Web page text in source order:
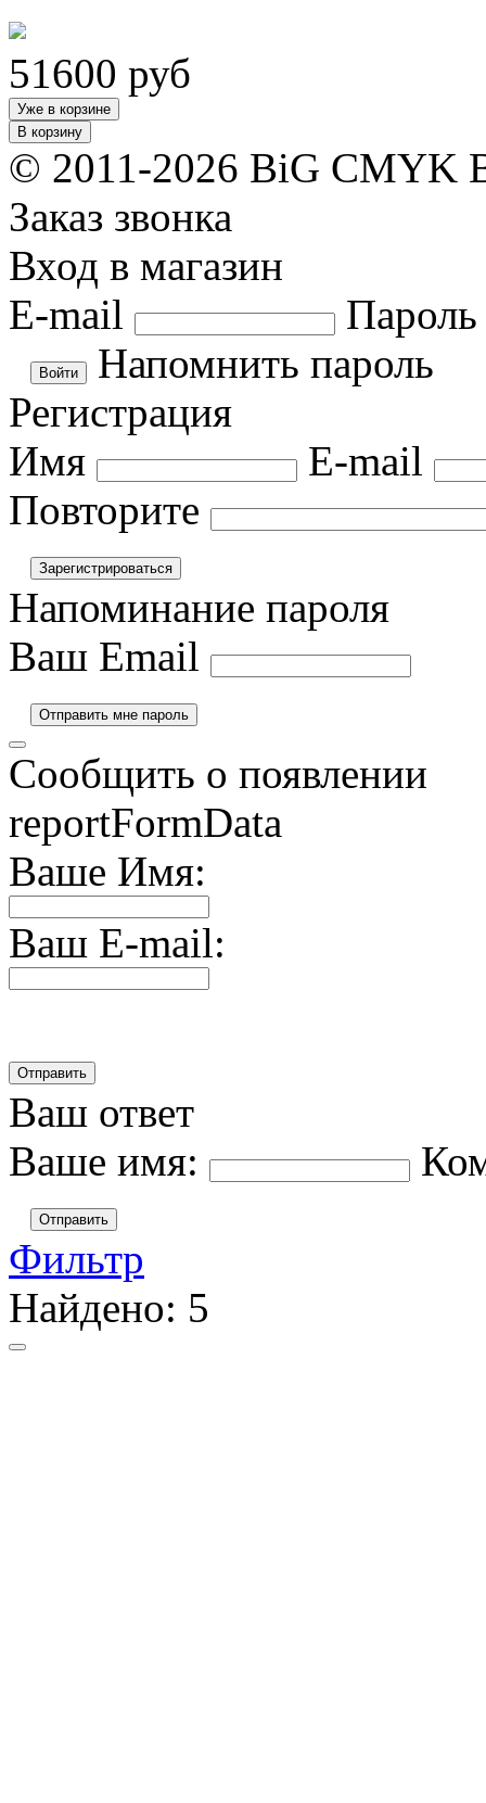
51600 руб
Уже в корзине
В корзину
© 2011-2026 BiG CMYK
Заказ звонка
Вход в магазин
E-mail
Пароль
Напомнить пароль
Регистрация
Имя
E-mail
Повторите
Напоминание пароля
Ваш Email
Сообщить о появлении
reportFormData
Ваше Имя:
Ваш E-mail:
Ваш ответ
Ваше имя:
Отправить
Фильтр
Найдено: 5